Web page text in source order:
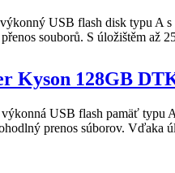
USB flash disk typu A
souborů. S úložištěm až
Kyson 128GB
USB flash pamäť typu
prenos súborov. Vďaka